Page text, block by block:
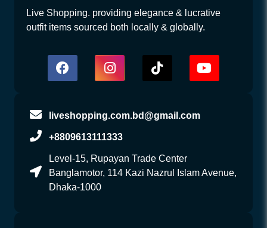
Live Shopping. providing elegance & lucrative
outfit items sourced both locally & globally.
liveshopping.com.bd@gmail.com
+8809613111333
Level-15, Rupayan Trade Center
Banglamotor, 114 Kazi Nazrul Islam Avenue,
Dhaka-1000